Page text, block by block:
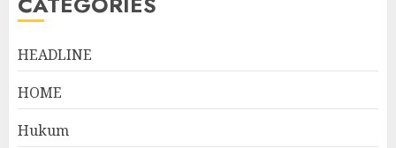
HEADLINE
HOME
Hukum